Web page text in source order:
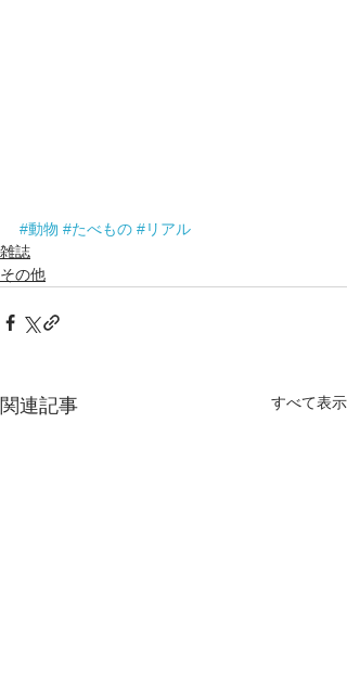
#動物 #たべもの #リアル
雑誌
その他
関連記事 すべて表示